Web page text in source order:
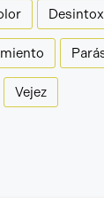
Vejez